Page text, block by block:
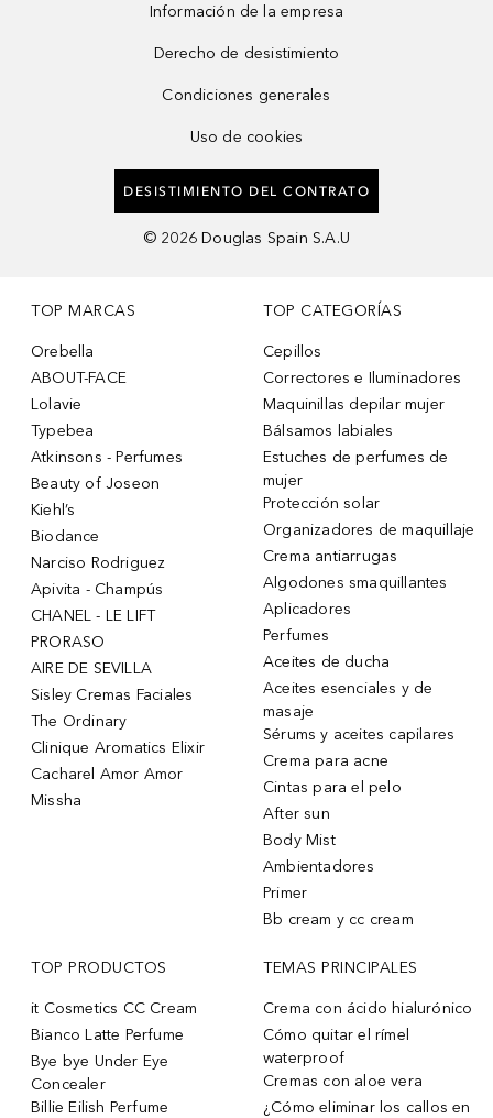
Información de la empresa
Derecho de desistimiento
Condiciones generales
Uso de cookies
DESISTIMIENTO DEL CONTRATO
© 2026 Douglas Spain S.A.U
TOP MARCAS
Orebella
ABOUT-FACE
Lolavie
Typebea
Atkinsons - Perfumes
Beauty of Joseon
Kiehl’s
Biodance
Narciso Rodriguez
Apivita - Champús
CHANEL - LE LIFT
PRORASO
AIRE DE SEVILLA
Sisley Cremas Faciales
The Ordinary
Clinique Aromatics Elixir
Cacharel Amor Amor
Missha
TOP CATEGORÍAS
Cepillos
Correctores e Iluminadores
Maquinillas depilar mujer
Bálsamos labiales
Estuches de perfumes de
mujer
Protección solar
Organizadores de maquillaje
Crema antiarrugas
Algodones smaquillantes
Aplicadores
Perfumes
Aceites de ducha
Aceites esenciales y de
masaje
Sérums y aceites capilares
Crema para acne
Cintas para el pelo
After sun
Body Mist
Ambientadores
Primer
Bb cream y cc cream
TOP PRODUCTOS
it Cosmetics CC Cream
Bianco Latte Perfume
Bye bye Under Eye
Concealer
Billie Eilish Perfume
TEMAS PRINCIPALES
Crema con ácido hialurónico
Cómo quitar el rímel
waterproof
Cremas con aloe vera
¿Cómo eliminar los callos en